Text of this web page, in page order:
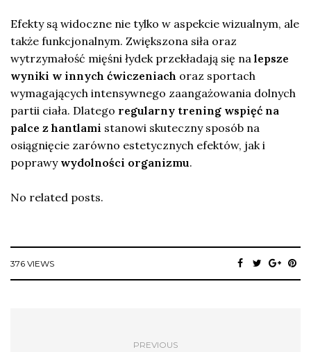
Efekty są widoczne nie tylko w aspekcie wizualnym, ale
także funkcjonalnym. Zwiększona siła oraz
wytrzymałość mięśni łydek przekładają się na lepsze
wyniki w innych ćwiczeniach oraz sportach
wymagających intensywnego zaangażowania dolnych
partii ciała. Dlatego regularny trening wspięć na
palce z hantlami stanowi skuteczny sposób na
osiągnięcie zarówno estetycznych efektów, jak i
poprawy wydolności organizmu.
No related posts.
376 VIEWS
PREVIOUS